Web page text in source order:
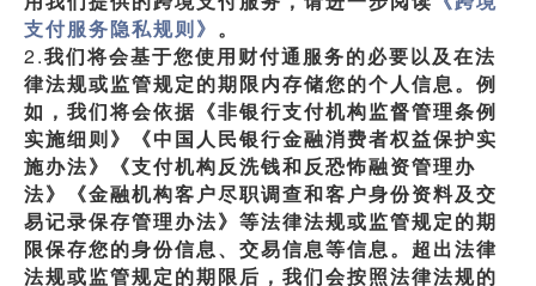
支付服务隐私规则》 。
2.我们将会基于您使用财付通服务的必要以及在法
律法规或监管规定的期限内存储您的个人信息。例
如，我们将会依据《非银行支付机构监督管理条例
实施细则》《中国人民银行金融消费者权益保护实
施办法》《支付机构反洗钱和反恐怖融资管理办
法》《金融机构客户尽职调查和客户身份资料及交
易记录保存管理办法》等法律法规或监管规定的期
限保存您的身份信息、交易信息等信息。超出法律
法规或监管规定的期限后，我们会按照法律法规的